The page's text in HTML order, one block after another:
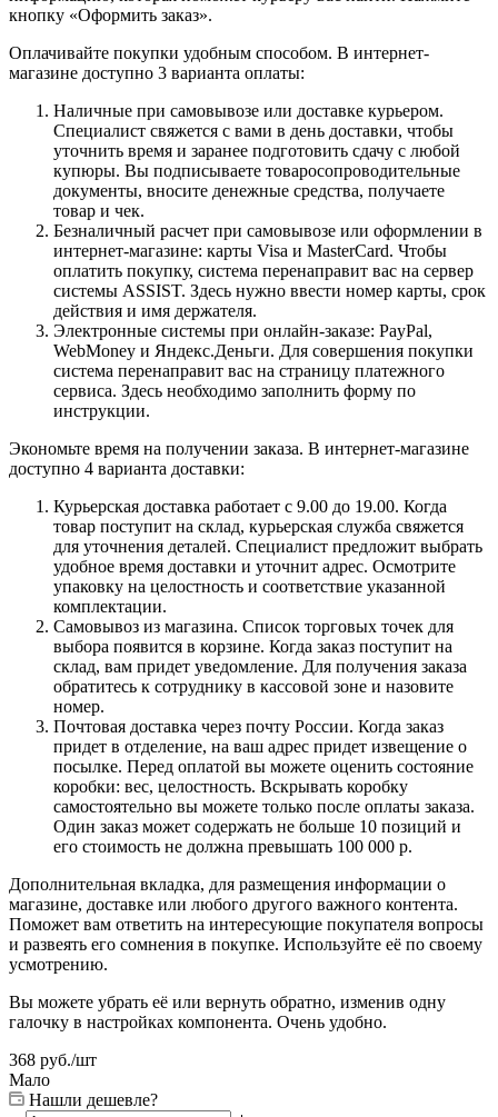
кнопку «Оформить заказ».
Оплачивайте покупки удобным способом. В интернет-
магазине доступно 3 варианта оплаты:
Наличные при самовывозе или доставке курьером.
Специалист свяжется с вами в день доставки, чтобы
уточнить время и заранее подготовить сдачу с любой
купюры. Вы подписываете товаросопроводительные
документы, вносите денежные средства, получаете
товар и чек.
Безналичный расчет при самовывозе или оформлении в
интернет-магазине: карты Visa и MasterCard. Чтобы
оплатить покупку, система перенаправит вас на сервер
системы ASSIST. Здесь нужно ввести номер карты, срок
действия и имя держателя.
Электронные системы при онлайн-заказе: PayPal,
WebMoney и Яндекс.Деньги. Для совершения покупки
система перенаправит вас на страницу платежного
сервиса. Здесь необходимо заполнить форму по
инструкции.
Экономьте время на получении заказа. В интернет-магазине
доступно 4 варианта доставки:
Курьерская доставка работает с 9.00 до 19.00. Когда
товар поступит на склад, курьерская служба свяжется
для уточнения деталей. Специалист предложит выбрать
удобное время доставки и уточнит адрес. Осмотрите
упаковку на целостность и соответствие указанной
комплектации.
Самовывоз из магазина. Список торговых точек для
выбора появится в корзине. Когда заказ поступит на
склад, вам придет уведомление. Для получения заказа
обратитесь к сотруднику в кассовой зоне и назовите
номер.
Почтовая доставка через почту России. Когда заказ
придет в отделение, на ваш адрес придет извещение о
посылке. Перед оплатой вы можете оценить состояние
коробки: вес, целостность. Вскрывать коробку
самостоятельно вы можете только после оплаты заказа.
Один заказ может содержать не больше 10 позиций и
его стоимость не должна превышать 100 000 р.
Дополнительная вкладка, для размещения информации о
магазине, доставке или любого другого важного контента.
Поможет вам ответить на интересующие покупателя вопросы
и развеять его сомнения в покупке. Используйте её по своему
усмотрению.
Вы можете убрать её или вернуть обратно, изменив одну
галочку в настройках компонента. Очень удобно.
368 руб./шт
Мало
Нашли дешевле?